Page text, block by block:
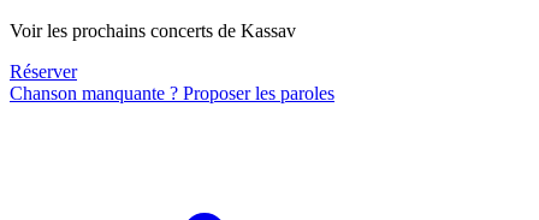
Voir les prochains concerts de Kassav
Réserver
Chanson manquante ? Proposer les paroles